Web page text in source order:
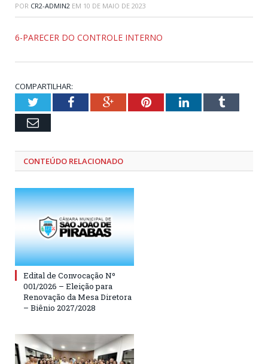
POR CR2-ADMIN2 EM 10 DE MAIO DE 2023
6-PARECER DO CONTROLE INTERNO
COMPARTILHAR:
TwitterFacebookGoogle+PinterestLinkedInTumblr
Email
CONTEÚDO RELACIONADO
Edital de Convocação Nº
001/2026 – Eleição para
Renovação da Mesa Diretora
– Biênio 2027/2028